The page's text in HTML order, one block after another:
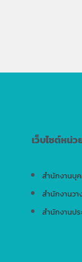
เว็บไซต์หน่
สำนักงานบุ
สำนักงานว
สำนักงานป